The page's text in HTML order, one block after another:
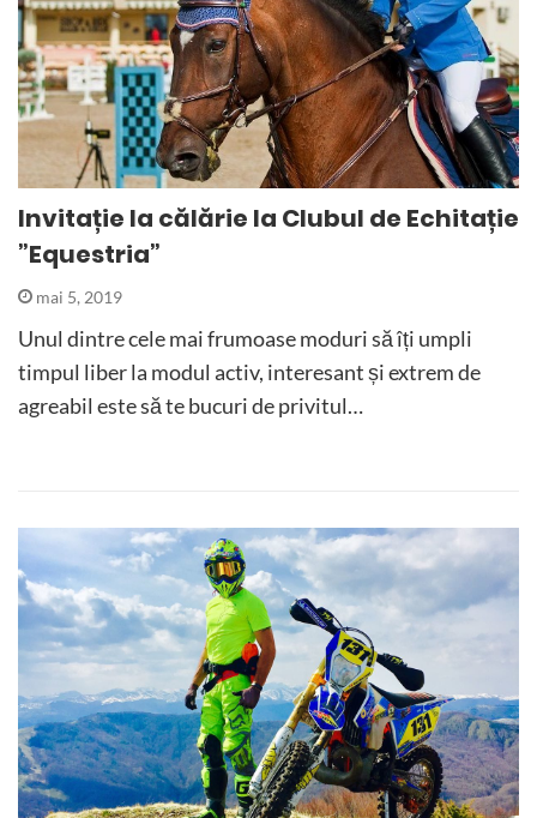
Invitație la călărie la Clubul de Echitație
”Equestria”
mai 5, 2019
Unul dintre cele mai frumoase moduri să îți umpli
timpul liber la modul activ, interesant și extrem de
agreabil este să te bucuri de privitul…